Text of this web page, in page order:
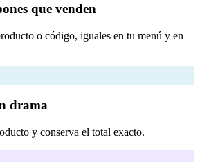
que venden
o código, iguales en tu menú y en
drama
y conserva el total exacto.